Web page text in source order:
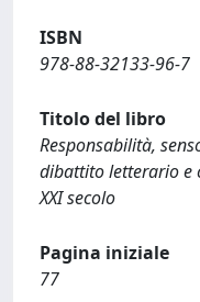
ISBN
978-88-32133-96-7
Titolo del libro
Responsabilità,
dibattito letterario e
XXI secolo
Pagina iniziale
77